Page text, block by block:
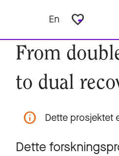
En favorite_border
From
to dual
Dette prosjektet
Dette